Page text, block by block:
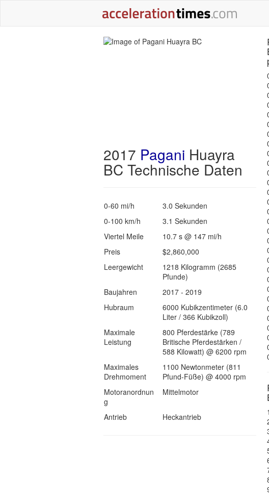
2017 Pagani Huayra
BC Technische Daten
0-60 mi/h
3.0 Sekunden
0-100 km/h
3.1 Sekunden
Viertel Meile
10.7 s @ 147 mi/h
Preis
$2,860,000
Leergewicht
1218 Kilogramm (2685
Pfunde)
Baujahren
2017 - 2019
Hubraum
6000 Kubikzentimeter (6.0
Liter / 366 Kubikzoll)
Maximale
Leistung
800 Pferdestärke (789
Britische Pferdestärken /
588 Kilowatt) @ 6200 rpm
Maximales
Drehmoment
1100 Newtonmeter (811
Pfund-Füße) @ 4000 rpm
Motoranordnun
g
Mittelmotor
Antrieb Heckantrieb